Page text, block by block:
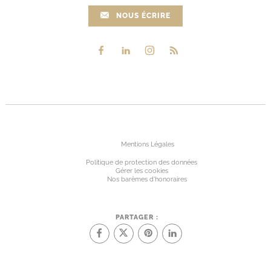
NOUS ÉCRIRE
Mentions Légales
Politique de protection des données
Gérer les cookies
Nos barèmes d'honoraires
PARTAGER :